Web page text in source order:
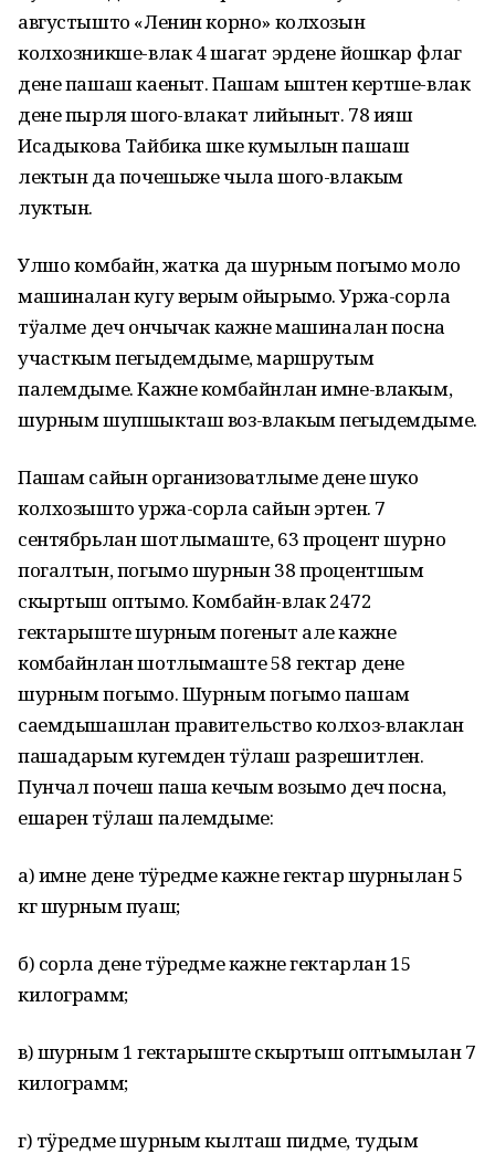
августышто «Ленин корно» колхозын
колхозникше-влак 4 шагат эрдене йошкар флаг
дене пашаш каеныт. Пашам ыштен кертше-влак
дене пырля шоҥго-влакат лийыныт. 78 ияш
Исадыкова Тайбика шке кумылын пашаш
лектын да почешыже чыла шоҥго-влакым
луктын.
Улшо комбайн, жатка да шурным погымо моло
машиналан кугу верым ойырымо. Уржа-сорла
тӱҥалме деч ончычак кажне машиналан посна
участкым пеҥгыдемдыме, маршрутым
палемдыме. Кажне комбайнлан имне-влакым,
шурным шупшыкташ воз-влакым пеҥгыдемдыме.
Пашам сайын организоватлыме дене шуко
колхозышто уржа-сорла сайын эртен. 7
сентябрьлан шотлымаште, 63 процент шурно
погалтын, погымо шурнын 38 процентшым
скыртыш оптымо. Комбайн-влак 2472
гектарыште шурным погеныт але кажне
комбайнлан шотлымаште 58 гектар дене
шурным погымо. Шурным погымо пашам
саемдышашлан правительство колхоз-влаклан
пашадарым кугемден тӱлаш разрешитлен.
Пунчал почеш паша кечым возымо деч посна,
ешарен тӱлаш палемдыме:
а) имне дене тӱредме кажне гектар шурнылан 5
кг шурным пуаш;
б) сорла дене тӱредме кажне гектарлан 15
килограмм;
в) шурным 1 гектарыште скыртыш оптымылан 7
килограмм;
г) тӱредме шурным кылташ пидме, тудым